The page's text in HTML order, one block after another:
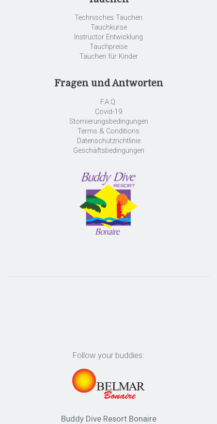
Technisches Tauchen
Tauchkurse
Instructor Entwicklung
Tauchpreise
Tauchen für Kinder
Fragen und Antworten
F.A.Q.
Covid-19
Stornierungsbedingungen
Terms & Conditions
Datenschutzrichtlinie
Geschäftsbedingungen
Follow your buddies:
Buddy Dive Resort Bonaire